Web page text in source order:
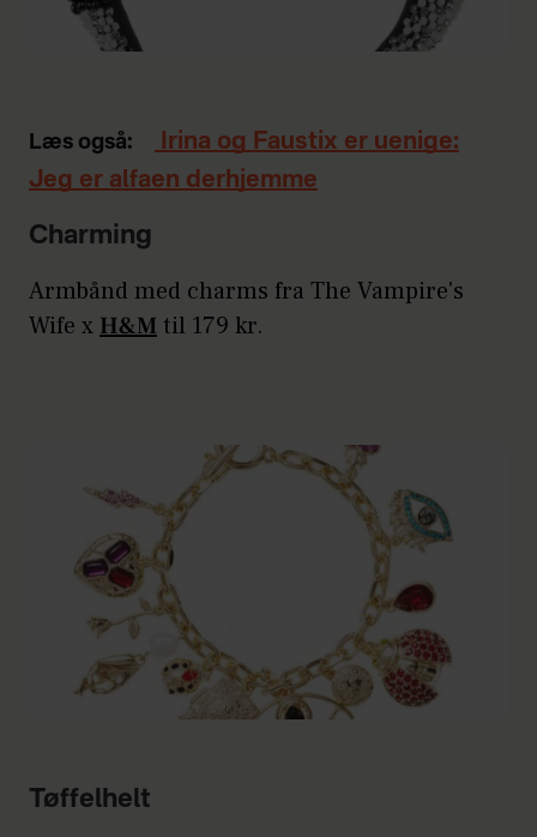
Læs også:
Irina og Faustix er uenige:
Jeg er alfaen derhjemme
Charming
Armbånd med charms fra The Vampire's
Wife xH&M til 179 kr.
Tøffelhelt